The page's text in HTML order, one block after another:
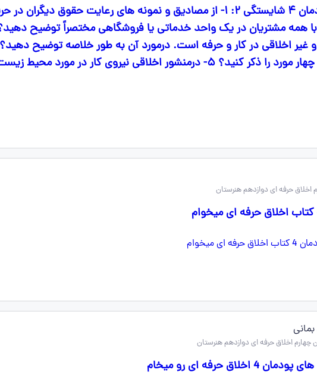
اخلاقی نیروی کار، چهار مورد را ذکر کنید؟ ۵- درمنشور اخلاقی نیروی
اخلاق حرفه ای دوازدهم هنرستان
چهارم اخلاق حرفه ای دوازدهم هنرستان
حرفه ای رو میخام